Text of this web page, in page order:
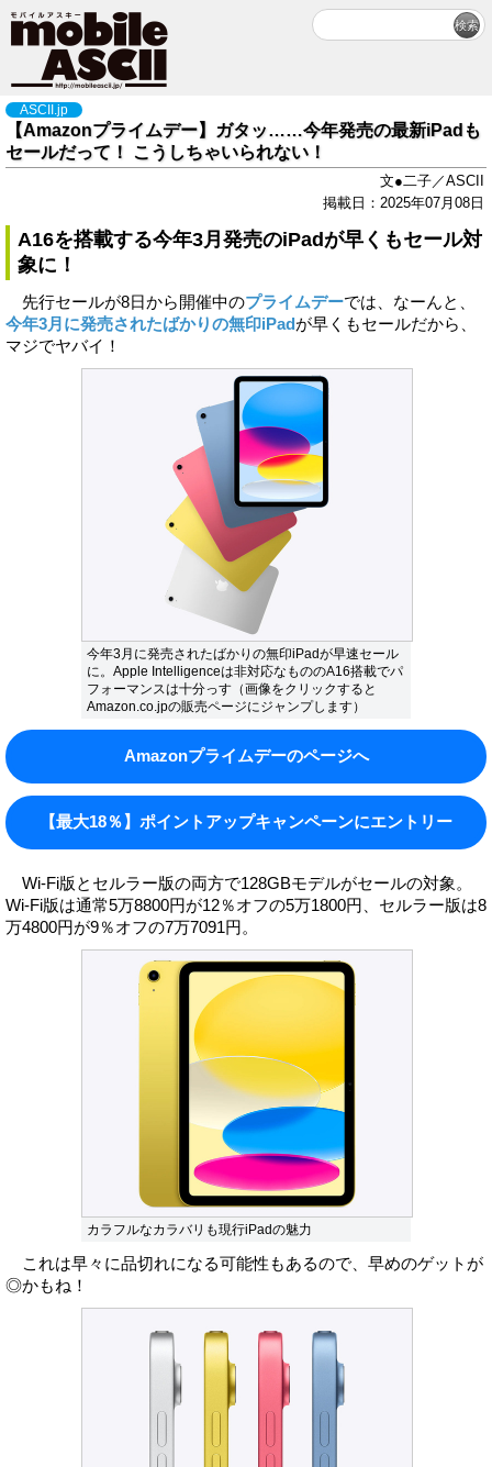
ASCII.jp
【Amazonプライムデー】ガタッ……今年発売の最新iPadも
セールだって！ こうしちゃいられない！
文●二子／ASCII
掲載日：2025年07月08日
A16を搭載する今年3月発売のiPadが早くもセール対
象に！
先行セールが8日から開催中のプライムデーでは、なーんと、
今年3月に発売されたばかりの無印iPadが早くもセールだから、
マジでヤバイ！
今年3月に発売されたばかりの無印iPadが早速セール
に。Apple Intelligenceは非対応なもののA16搭載でパ
フォーマンスは十分っす（画像をクリックすると
Amazon.co.jpの販売ページにジャンプします）
Amazonプライムデーのページへ
【最大18％】ポイントアップキャンペーンにエントリー
Wi-Fi版とセルラー版の両方で128GBモデルがセールの対象。
Wi-Fi版は通常5万8800円が12％オフの5万1800円、セルラー版は8
万4800円が9％オフの7万7091円。
カラフルなカラバリも現行iPadの魅力
これは早々に品切れになる可能性もあるので、早めのゲットが
◎かもね！